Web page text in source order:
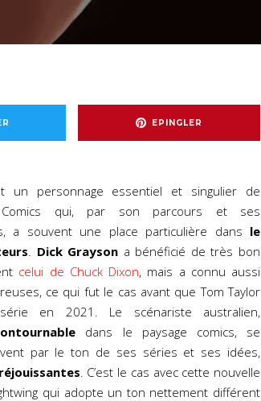
EPINGLER
un personnage essentiel et singulier de
Comics qui, par son parcours et ses
a souvent une place particulière dans le
. Dick Grayson a bénéficié de très bon
celui de Chuck Dixon, mais a connu aussi
ce qui fut le cas avant que Tom Taylor
en 2021. Le scénariste australien,
dans le paysage comics, se
par le ton de ses séries et ses idées,
réjouissantes. C’est le cas avec cette nouvelle
qui adopte un ton nettement différent